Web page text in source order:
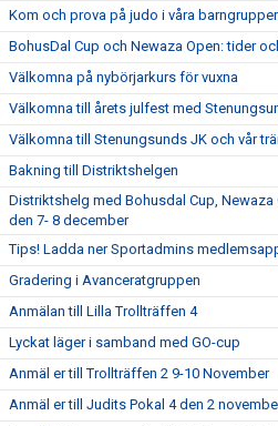
Kom och prova på judo i våra
BohusDal Cup och Newaza Open: tider
Välkomna på nybörjarkurs för vuxna
Välkomna till årets julfest med
Välkomna till Stenungsunds JK och vår
Bakning till Distriktshelgen
Distriktshelg med Bohusdal Cup, Newaza
den 7- 8 december
Tips! Ladda ner Sportadmins
Gradering i Avanceratgruppen
Anmälan till Lilla Trollträffen 4
Lyckat läger i samband med GO-cup
Anmäl er till Trollträffen 2 9-10 November
Anmäl er till Judits Pokal 4 den 2